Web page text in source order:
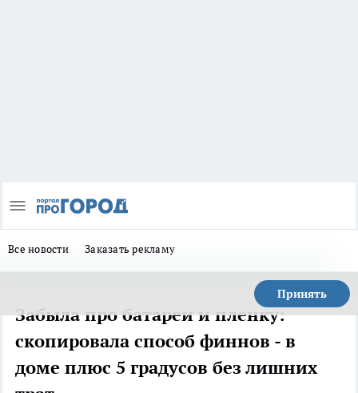
Все новости Заказать рекламу
Принять
Забыла про батареи и пленку:
скопировала способ финнов - в
доме плюс 5 градусов без лишних